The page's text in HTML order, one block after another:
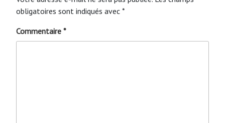
obligatoires sont indiqués avec *
Commentaire *